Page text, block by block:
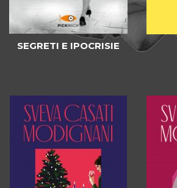
SEGRETI E IPOCRISIE